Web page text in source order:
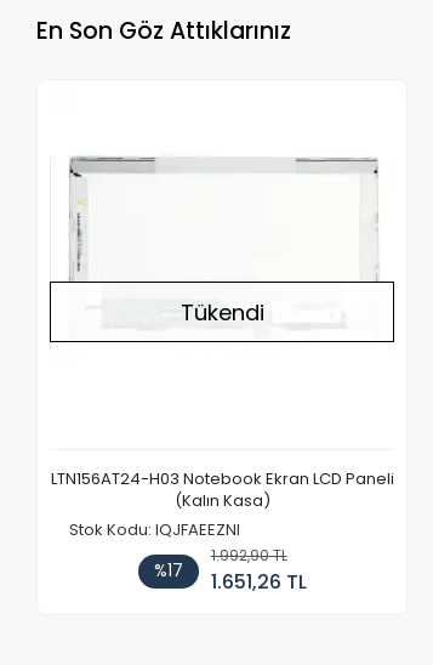
En Son Göz Attıklarınız
Tükendi
LTN156AT24-H03 Notebook Ekran LCD Paneli
(Kalın Kasa)
Stok Kodu: IQJFAEEZNI
%17
1.992,90 TL
1.651,26 TL